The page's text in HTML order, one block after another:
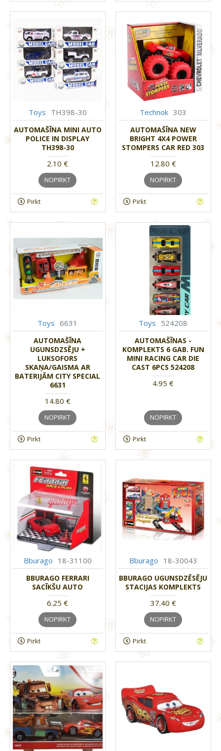
Toys TH398-30
AUTOMAŠĪNA MINI AUTO
POLICE IN DISPLAY
TH398-30
2.10 €
NOPIRKT
Pirkt
Technok 303
AUTOMAŠĪNA NEW
BRIGHT 4X4 POWER
STOMPERS CAR RED 303
12.80 €
NOPIRKT
Pirkt
Toys 6631
AUTOMAŠĪNA
UGUNSDZSĒJU +
LUKSOFORS
SKAŅA/GAISMA AR
BATERIJĀM CITY SPECIAL
6631
14.80 €
NOPIRKT
Pirkt
Toys 524208
AUTOMAŠĪNAS -
KOMPLEKTS 6 GAB. FUN
MINI RACING CAR DIE
CAST 6PCS 524208
4.95 €
NOPIRKT
Pirkt
Bburago 18-31100
BBURAGO FERRARI
SACĪKŠU AUTO
6.25 €
NOPIRKT
Pirkt
Bburago 18-30043
BBURAGO UGUNSDZĒSĒJU
STACIJAS KOMPLEKTS
37.40 €
NOPIRKT
Pirkt